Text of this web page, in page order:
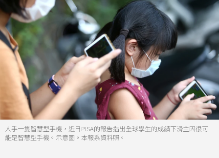
人手一隻智慧型手機，近日PISA的報告指出全球學生的成績下滑主因很可
能是智慧型手機。示意圖。本報系資料照。